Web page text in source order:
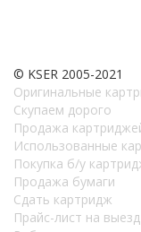
© KSER 2005-2021
Оригинальные
Скупаем дорого
Продажа
Использованные
Покупка б/у
Продажа бумаги
Сдать картридж
Прайс-лист на выезд